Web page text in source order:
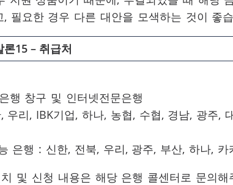
, 필요한 경우 다른 대안을 모색하는 것이 좋
15 – 취급처
행 창구 및 인터넷전문은행
우리, IBK기업, 하나, 농협, 수협, 경남, 광주,
은행 : 신한, 전북, 우리, 광주, 부산, 하나, 카
및 신청 내용은 해당 은행 콜센터로 문의해